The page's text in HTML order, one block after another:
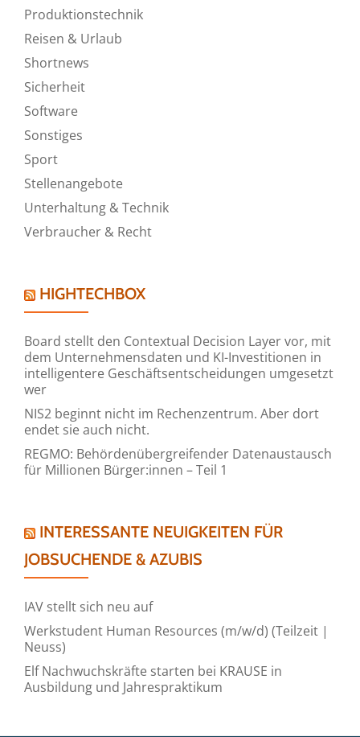
Produktionstechnik
Reisen & Urlaub
Shortnews
Sicherheit
Software
Sonstiges
Sport
Stellenangebote
Unterhaltung & Technik
Verbraucher & Recht
HIGHTECHBOX
Board stellt den Contextual Decision Layer vor, mit
dem Unternehmensdaten und KI-Investitionen in
intelligentere Geschäftsentscheidungen umgesetzt
wer
NIS2 beginnt nicht im Rechenzentrum. Aber dort
endet sie auch nicht.
REGMO: Behördenübergreifender Datenaustausch
für Millionen Bürger:innen – Teil 1
INTERESSANTE NEUIGKEITEN FÜR
JOBSUCHENDE & AZUBIS
IAV stellt sich neu auf
Werkstudent Human Resources (m/w/d) (Teilzeit |
Neuss)
Elf Nachwuchskräfte starten bei KRAUSE in
Ausbildung und Jahrespraktikum